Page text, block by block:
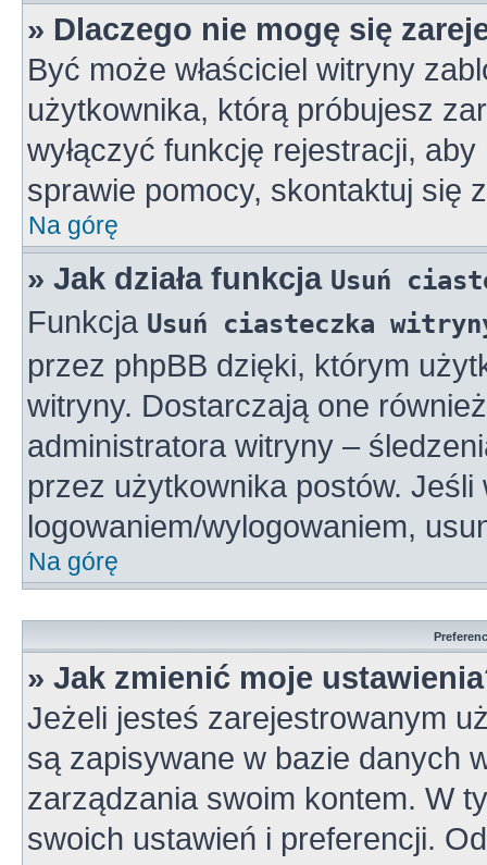
» Dlaczego nie mogę się
Być może właściciel witryny
użytkownika, którą próbujesz
wyłączyć funkcję rejestracji,
sprawie pomocy, skontaktuj się
Na górę
» Jak działa funkcja Usuń
Funkcja Usuń ciasteczka
przez phpBB dzięki, którym
witryny. Dostarczają one
administratora witryny –
przez użytkownika postów.
logowaniem/wylogowaniem,
Na górę
» Jak zmienić moje
Jeżeli jesteś zarejestrowanym
są zapisywane w bazie danych
zarządzania swoim kontem. W
swoich ustawień i preferencji.